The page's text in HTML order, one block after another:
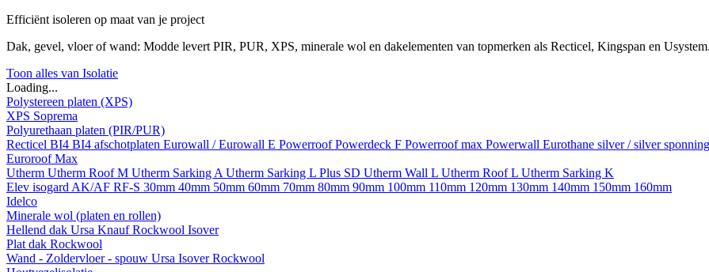
Efficiënt isoleren op maat van je project
Dak, gevel, vloer of wand: Modde levert PIR, PUR, XPS, minerale wol en dakelementen van topmerken als Recticel, Kingspan en
Toon alles van Isolatie
Loading...
Polystereen platen (XPS)
XPS Soprema
Polyurethaan platen (PIR/PUR)
Recticel BI4 BI4 afschotplaten Eurowall / Eurowall E PowerroofPowerdeck F Powerroof max Powerwall Eurothane silver / silver sponning
Euroroof Max
Utherm Utherm Roof M Utherm Sarking A Utherm Sarking L Plus SD Utherm Wall L Utherm Roof L Utherm Sarking K
Elev isogard AK/AF RF-S 30mm 40mm 50mm 60mm 70mm 80mm 90mm 100mm 110mm 120mm 130mm 140mm 150mm 160mm
Idelco
Minerale wol (platen en rollen)
Hellend dak Ursa KnaufRockwool Isover
Plat dak Rockwool
Wand - Zoldervloer - spouw Ursa IsoverRockwool